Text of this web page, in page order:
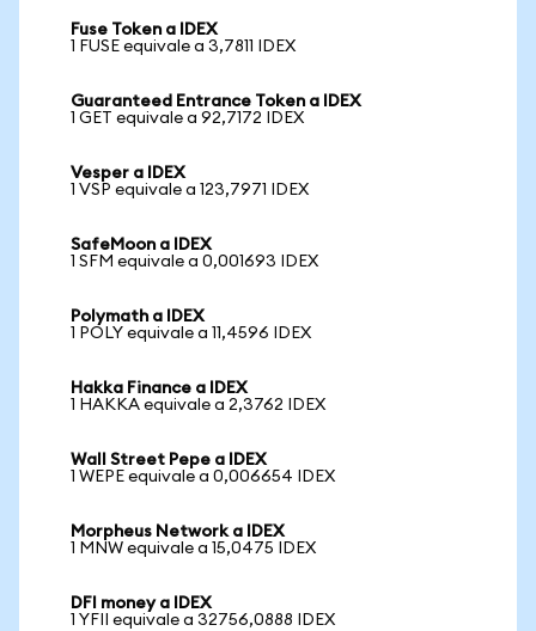
Fuse Token a IDEX
1 FUSE equivale a 3,7811 IDEX
Guaranteed Entrance Token a IDEX
1 GET equivale a 92,7172 IDEX
Vesper a IDEX
1 VSP equivale a 123,7971 IDEX
SafeMoon a IDEX
1 SFM equivale a 0,001693 IDEX
Polymath a IDEX
1 POLY equivale a 11,4596 IDEX
Hakka Finance a IDEX
1 HAKKA equivale a 2,3762 IDEX
Wall Street Pepe a IDEX
1 WEPE equivale a 0,006654 IDEX
Morpheus Network a IDEX
1 MNW equivale a 15,0475 IDEX
DFI money a IDEX
1 YFII equivale a 32756,0888 IDEX